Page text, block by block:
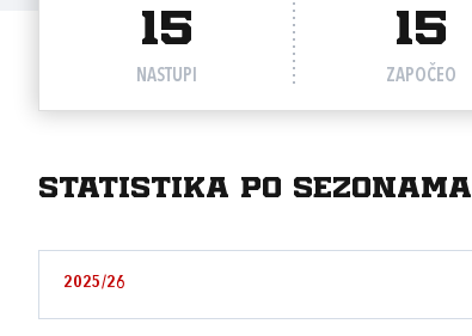
15
NASTUPI
15
ZAPOČEO
Statistika po sezonama
2025/26